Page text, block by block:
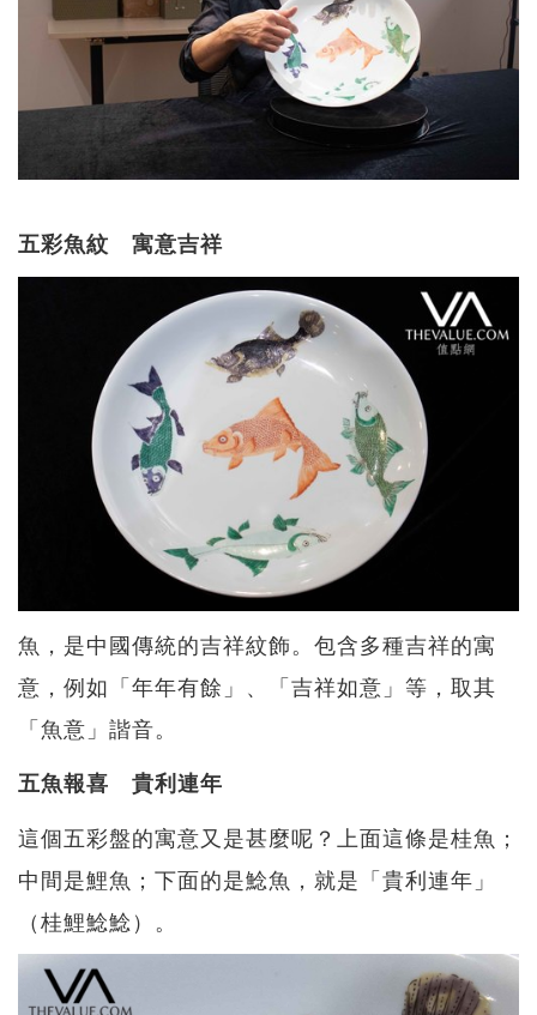
五彩魚紋 寓意吉祥
魚，是中國傳統的吉祥紋飾。包含多種吉祥的寓
意，例如「年年有餘」、「吉祥如意」等，取其
「魚意」諧音。
五魚報喜 貴利連年
這個五彩盤的寓意又是甚麼呢？上面這條是桂魚；
中間是鯉魚；下面的是鯰魚，就是「貴利連年」
（桂鯉鯰鯰）。